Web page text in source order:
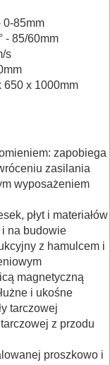
0-85mm
- 85/60mm
s
650 x 1000mm
zapobiega
zasilania
wyposażeniem
płyt i materiałów
na budowie
z hamulcem i
magnetyczną
i ukośne
tarczowej
z przodu
proszkowo i